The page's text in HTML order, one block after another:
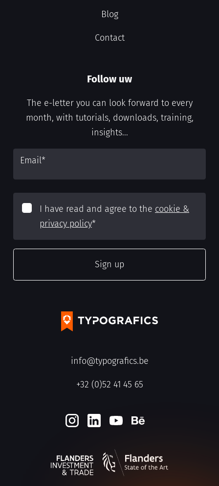
info@typografics.be
+32 (0)52 41 45 65
Blog
Contact
Follow uw
The e-letter you can look forward to every
month, with tutorials, downloads, training,
insights...
Email*
I have read and agree to the cookie &
privacy policy*